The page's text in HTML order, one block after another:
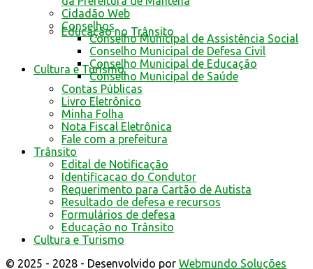
Educação no Trânsito
Cultura e Turismo
Cidadão Web
Conselhos
Conselho Municipal de Assistência Social
Conselho Municipal de Defesa Civil
Conselho Municipal de Educação
Conselho Municipal de Saúde
Contas Públicas
Livro Eletrônico
Minha Folha
Nota Fiscal Eletrônica
Fale com a prefeitura
Trânsito
Edital de Notificação
Identificacao do Condutor
Requerimento para Cartão de Autista
Resultado de defesa e recursos
Formulários de defesa
Educação no Trânsito
Cultura e Turismo
© 2025 - 2028 - Desenvolvido por Webmundo Soluções